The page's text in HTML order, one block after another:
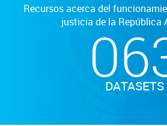
Recursos acerca del
justicia de la República
DATASETS